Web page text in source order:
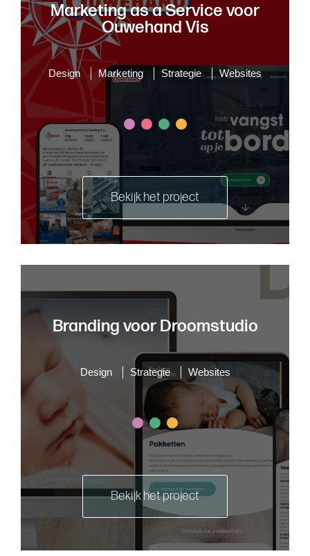
Marketing as a Service voor
Ouwehand Vis
Design Marketing Strategie Websites
Bekijk het project
Branding voor Droomstudio
Design Strategie Websites
Bekijk het project